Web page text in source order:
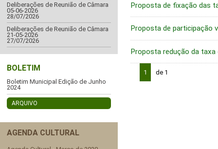
Deliberações de Reunião de Câmara
05-06-2026
28/07/2026
Deliberações de Reunião de Câmara
21-05-2026
27/07/2026
BOLETIM
Boletim Municipal Edição de Junho
2024
ARQUIVO
AGENDA CULTURAL
Proposta de fixação das
Proposta de participação
Proposta redução da
1 de 1